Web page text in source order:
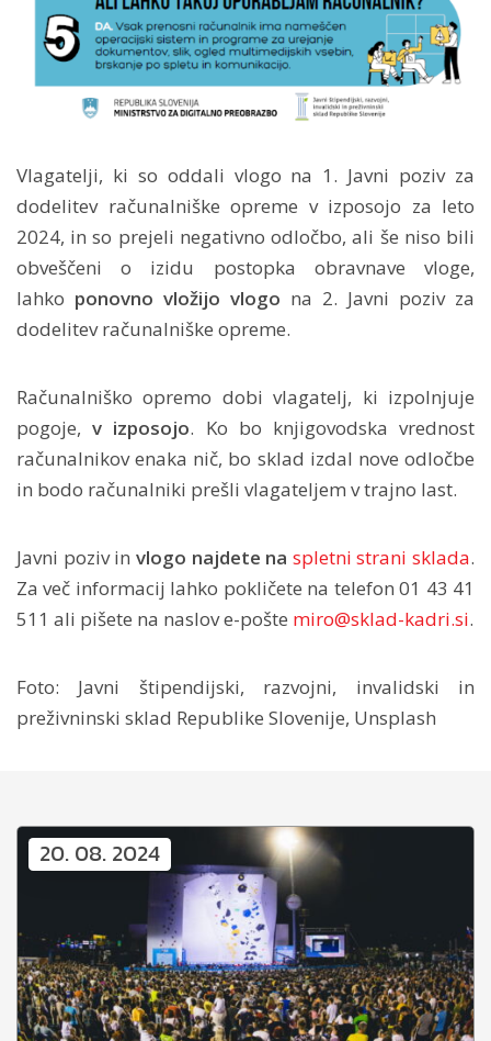
Vlagatelji, ki so oddali vlogo na 1. Javni poziv za
dodelitev računalniške opreme v izposojo za leto
2024, in so prejeli negativno odločbo, ali še niso bili
obveščeni o izidu postopka obravnave vloge,
lahko ponovno vložijo vlogo na 2. Javni poziv za
dodelitev računalniške opreme.
Računalniško opremo dobi vlagatelj, ki izpolnjuje
pogoje,v izposojo. Ko bo knjigovodska vrednost
računalnikov enaka nič, bo sklad izdal nove odločbe
in bodo računalniki prešli vlagateljem v trajno last.
Javni poziv in vlogo najdete na spletni strani sklada.
Za več informacij lahko pokličete na telefon 01 43 41
511 ali pišete na naslov e-pošte miro@sklad-kadri.si.
Foto: Javni štipendijski, razvojni, invalidski in
preživninski sklad Republike Slovenije, Unsplash
20. 08. 2024